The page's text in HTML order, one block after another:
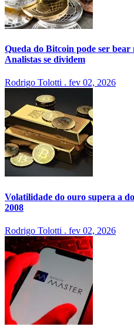
Queda do Bitcoin pode ser
Analistas se dividem
Rodrigo Tolotti . fev 02, 2026
Volatilidade do ouro supera a
2008
Rodrigo Tolotti . fev 02, 2026